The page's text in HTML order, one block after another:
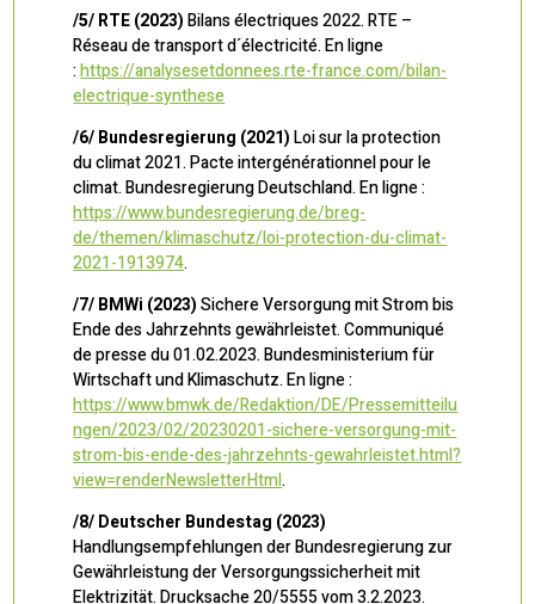
/5/ RTE (2023)Bilans électriques 2022. RTE –
Réseau de transport d´électricité. En ligne
:https://analysesetdonnees.rte-france.com/bilan-
electrique-synthese
/6/ Bundesregierung (2021)Loi sur la protection
du climat 2021. Pacte intergénérationnel pour le
climat. Bundesregierung Deutschland. En ligne :
https://www.bundesregierung.de/breg-
de/themen/klimaschutz/loi-protection-du-climat-
2021-1913974.
/7/ BMWi (2023)Sichere Versorgung mit Strom bis
Ende des Jahrzehnts gewährleistet. Communiqué
de presse du 01.02.2023. Bundesministerium für
Wirtschaft und Klimaschutz. En ligne :
https://www.bmwk.de/Redaktion/DE/Pressemitteilu
ngen/2023/02/20230201-sichere-versorgung-mit-
strom-bis-ende-des-jahrzehnts-gewahrleistet.html?
view=renderNewsletterHtml.
/8/ Deutscher Bundestag (2023)
Handlungsempfehlungen der Bundesregierung zur
Gewährleistung der Versorgungssicherheit mit
Elektrizität. Drucksache 20/5555 vom 3.2.2023.